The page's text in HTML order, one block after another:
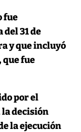
fue
31 de
y que incluyó
que fue
por el
decisión
la ejecución